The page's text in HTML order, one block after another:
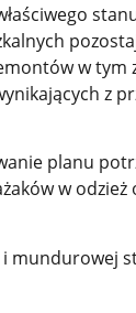
w tym
z
planu
w
mundurowej